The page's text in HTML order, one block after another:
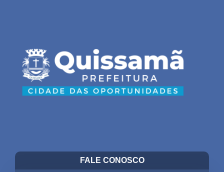
FALE CONOSCO